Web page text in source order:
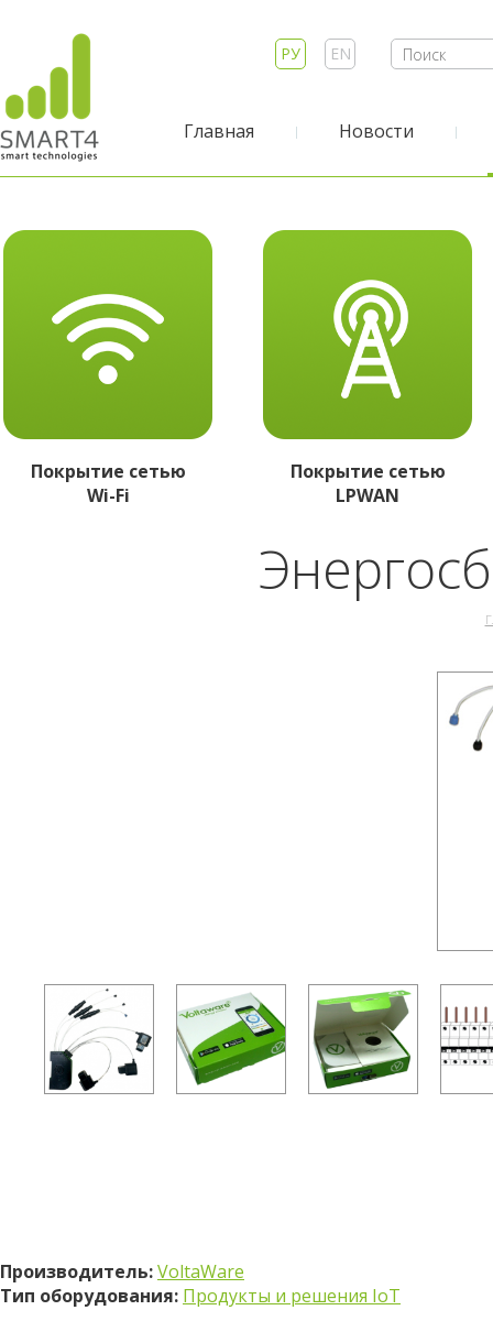
РУ EN
Главная Новости
Покрытие сетью
Wi-Fi
Покрытие сетью
LPWAN
Производитель:VoltaWare
Тип оборудования: Продукты и решения IoT